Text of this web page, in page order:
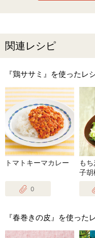
関連レシピ
『鶏ササミ』を使ったレ
トマトキーマカレー
0
も
子
『春巻きの皮』を使った